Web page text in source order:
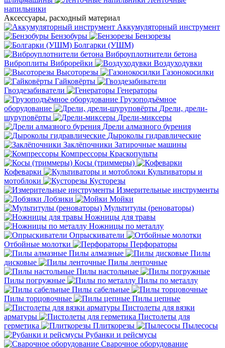
напильники
Аксессуары, расходный материал
Аккумуляторный инструмент
Бензобуры
Бензорезы
Болгарки (УШМ)
Виброуплотнители бетона
Виброплиты Виброрейки
Воздуходувки
Высоторезы
Газонокосилки
Гайковёрты
Гвоздезабиватели
Генераторы
Грузоподъёмное
оборудование
Дрели, дрели-
шуруповёрты
Дрели-миксеры
Дрели алмазного бурения
Дыроколы гидравлические
Заклёпочники Затирочные машины
Компрессоры Краскопульты
Косы (триммеры)
Кофеварки
Культиваторы и
мотоблоки
Кусторезы
Измерительные инструменты
Лобзики
Мойки
Мультитулы (реноваторы)
Ножницы для травы
Ножницы по металлу
Опрыскиватели
Отбойные молотки
Перфораторы
Пилы алмазные
Пилы
дисковые
Пилы ленточные
Пилы настольные
Пилы погружные
Пилы по металлу
Пилы сабельные
Пилы торцовочные
Пилы цепные
Пистолеты для вязки
арматуры
Пистолеты для
герметика
Плиткорезы
Пылесосы
Рубанки и рейсмусы
Сварочное оборудование